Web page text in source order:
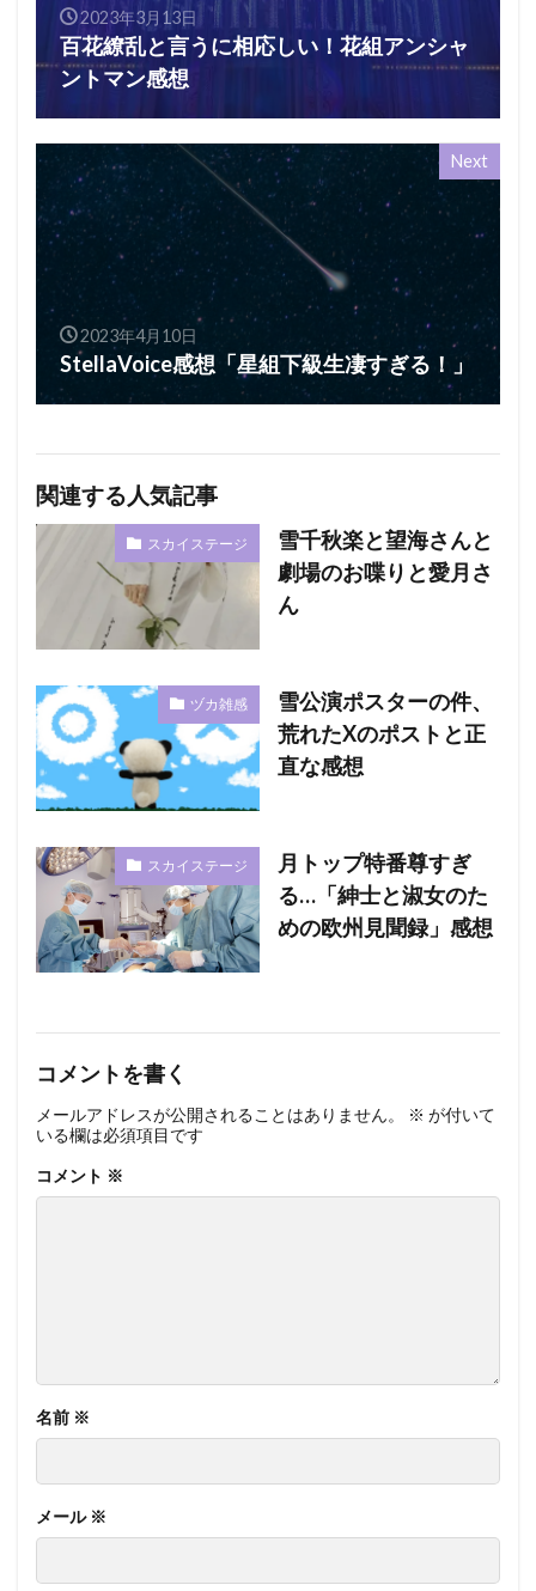
2023年3月13日
百花繚乱と言うに相応しい！花組アンシャ
ントマン感想
Next
2023年4月10日
StellaVoice感想「星組下級生凄すぎる！」
関連する人気記事
スカイステージ
雪千秋楽と望海さんと
劇場のお喋りと愛月さ
ん
ヅカ雑感
雪公演ポスターの件、
荒れたXのポストと正
直な感想
スカイステージ
月トップ特番尊すぎ
る…「紳士と淑女のた
めの欧州見聞録」感想
コメントを書く
メールアドレスが公開されることはありません。 ※ が付いて
いる欄は必須項目です
コメント ※
名前 ※
メール ※